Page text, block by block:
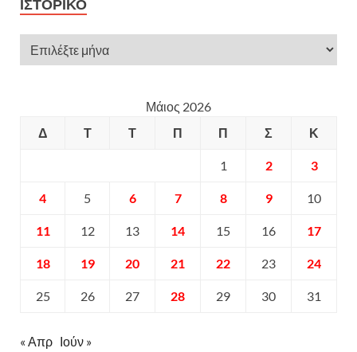
ΙΣΤΟΡΙΚΌ
Μάιος 2026
Δ
Τ Τ Π Π Σ Κ
1 2 3
4 5 6 7 8 9 10
11 12 13 14 15 16 17
18 19 20 21 22 23 24
25 26 27 28 29 30 31
« Απρ Ιούν »